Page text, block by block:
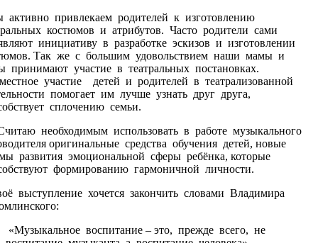
привлекаем родителей к изготовлению
костюмов и атрибутов. Часто родители сами
инициативу в разработке эскизов и изготовлении
Так же с большим удовольствием наши мамы и
принимают участие в театральных постановках.
участие детей и родителей в театрализованной
помогает им лучше узнать друг друга,
сплочению семьи.
необходимым использовать в работе музыкального
оригинальные средства обучения детей, новые
развития эмоциональной сферы ребёнка, которые
формированию гармоничной личности.
выступление хочется закончить словами Владимира
«Музыкальное воспитание – это, прежде всего, не